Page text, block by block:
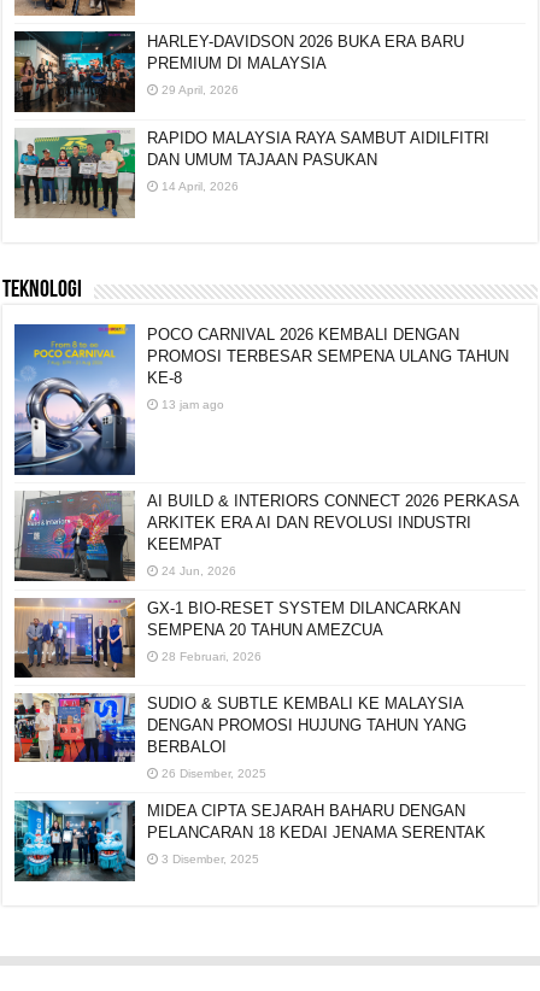
HARLEY-DAVIDSON 2026 BUKA ERA BARU
PREMIUM DI MALAYSIA
29 April, 2026
RAPIDO MALAYSIA RAYA SAMBUT AIDILFITRI
DAN UMUM TAJAAN PASUKAN
14 April, 2026
TEKNOLOGI
POCO CARNIVAL 2026 KEMBALI DENGAN
PROMOSI TERBESAR SEMPENA ULANG TAHUN
KE-8
13 jam ago
AI BUILD & INTERIORS CONNECT 2026 PERKASA
ARKITEK ERA AI DAN REVOLUSI INDUSTRI
KEEMPAT
24 Jun, 2026
GX-1 BIO-RESET SYSTEM DILANCARKAN
SEMPENA 20 TAHUN AMEZCUA
28 Februari, 2026
SUDIO & SUBTLE KEMBALI KE MALAYSIA
DENGAN PROMOSI HUJUNG TAHUN YANG
BERBALOI
26 Disember, 2025
MIDEA CIPTA SEJARAH BAHARU DENGAN
PELANCARAN 18 KEDAI JENAMA SERENTAK
3 Disember, 2025